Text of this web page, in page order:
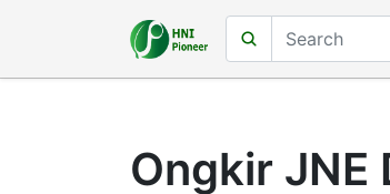
Ongkir JNE